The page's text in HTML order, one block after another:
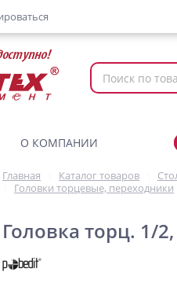
О КОМПАНИИ
Главная Каталог товаров
Головки торцевые, переходники
Головка торц. 1/